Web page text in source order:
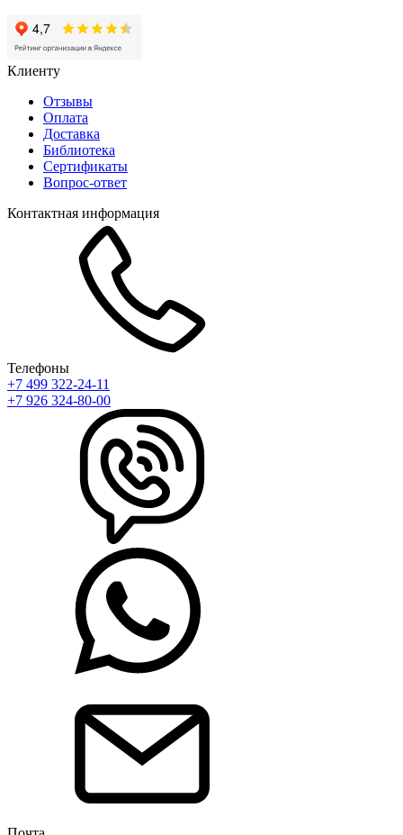
Клиенту
Отзывы
Оплата
Доставка
Библиотека
Сертификаты
Вопрос-ответ
Контактная информация
Телефоны
+7 499 322-24-11
+7 926 324-80-00